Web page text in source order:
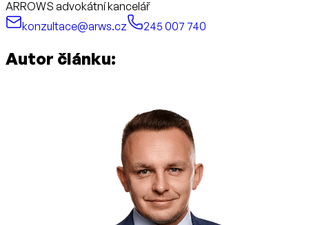
ARROWS advokátní kancelář
konzultace@arws.cz
245 007 740
Autor článku: